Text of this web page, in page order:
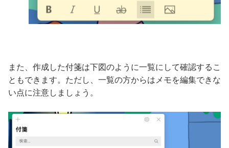
また、作成した付箋は下図のように一覧にして確認するこ
ともできます。ただし、一覧の方からはメモを編集できな
い点に注意しましょう。